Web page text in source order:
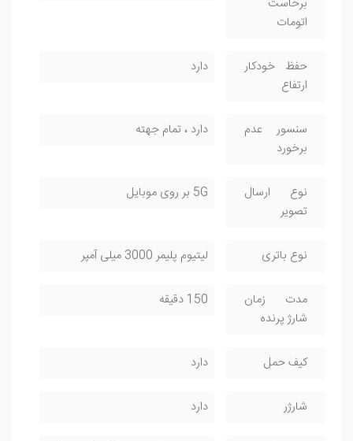
برخاست
اتومات
حفظ خودکار
ارتفاع
دارد
سنسور عدم
برخورد
دارد ، تمام جهته
نوع ارسال
تصویر
5G بر روی موبایل
نوع باتری لیتیوم پلیمر 3000 میلی آمپر
مدت زمان
شارژ پرنده
150 دقیقه
کیف حمل دارد
شارژر دارد